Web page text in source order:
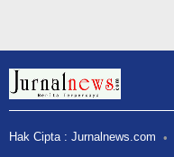
Hak Cipta : Jurnalnews.com